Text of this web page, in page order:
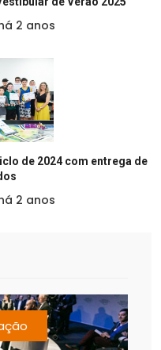
2 anos
de 2024 com entrega de
2 anos